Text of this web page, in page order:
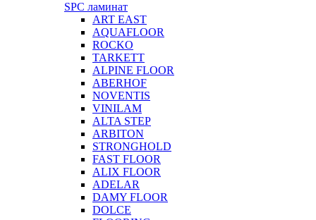
SPC ламинат
ART EAST
AQUAFLOOR
ROCKO
TARKETT
ALPINE FLOOR
ABERHOF
NOVENTIS
VINILAM
ALTA STEP
ARBITON
STRONGHOLD
FAST FLOOR
ALIX FLOOR
ADELAR
DAMY FLOOR
DOLCE